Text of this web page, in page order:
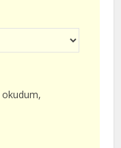
okudum,